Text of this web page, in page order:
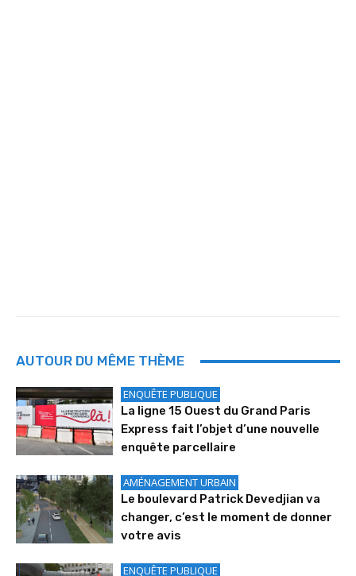
AUTOUR DU MÊME THÈME
ENQUÊTE PUBLIQUE
La ligne 15 Ouest du Grand Paris
Express fait l’objet d’une nouvelle
enquête parcellaire
AMÉNAGEMENT URBAIN
Le boulevard Patrick Devedjian va
changer, c’est le moment de donner
votre avis
ENQUÊTE PUBLIQUE